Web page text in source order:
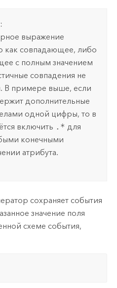
выражение
как совпадающее, либо
с полным значением
совпадения не
В примере выше, если
дополнительные
одной цифры, то в
включить .* для
конечными
атрибута.
сохраняет события
значение поля
схеме события,